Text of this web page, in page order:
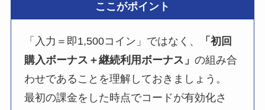
ここがポイント
「入力＝即1,500コイン」ではなく、
「初回
購入ボーナス＋継続利用ボーナス」の組み合
わせであることを理解しておきましょう。
最初の課金をした時点でコードが有効化さ